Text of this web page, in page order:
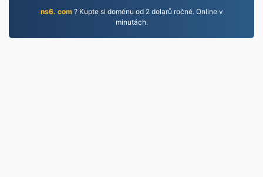
ns6. com? Kupte si doménu od 2 dolarů ročně. Online v
minutách.